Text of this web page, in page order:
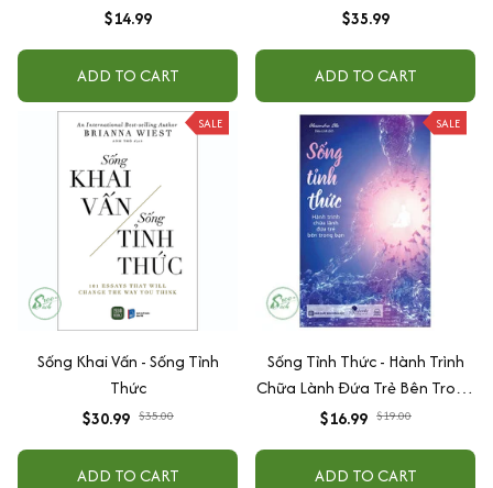
$14.99
ADD TO CART
vượng trong tâm thức
$35.99
ADD TO CART
SALE
Sống Khai Vấn - Sống Tỉnh
Thức
$30.99 $35.00
ADD TO CART
SALE
Sống Tỉnh Thức - Hành Trình
Chữa Lành Đứa Trẻ Bên Trong
Bạn
$16.99 $19.00
ADD TO CART